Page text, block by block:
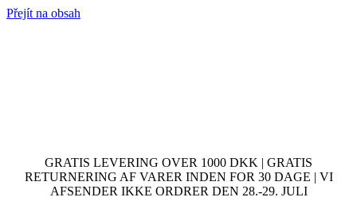
Přejít na obsah
GRATIS LEVERING OVER 1000 DKK | GRATIS
RETURNERING AF VARER INDEN FOR 30 DAGE | VI
AFSENDER IKKE ORDRER DEN 28.-29. JULI